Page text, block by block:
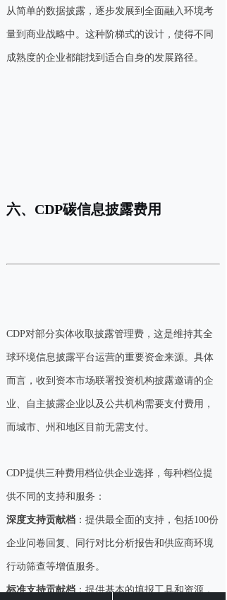
从简单的数据披露，逐步发展到全面融入环境考
量到商业战略中。这种阶梯式的设计，使得不同
成熟度的企业都能找到适合自身的发展路径。
六、CDP碳信息披露费用
CDP对部分实体收取披露管理费，这是维持其全
球环境信息披露平台运营的重要资金来源。具体
而言，收到资本市场联署投资机构披露邀请的企
业、自主披露企业以及公共机构需要支付费用，
而城市、州和地区目前无需支付。
CDP提供三种费用档位供企业选择，每种档位提
供不同的支持和服务：
深度支持贡献档 ：提供最全面的支持，包括100份
企业问卷回复、同行对比分析报告和供应商环境
行动筛查等增值服务。
标准支持贡献档 ：提供基本的填报工具和资源，